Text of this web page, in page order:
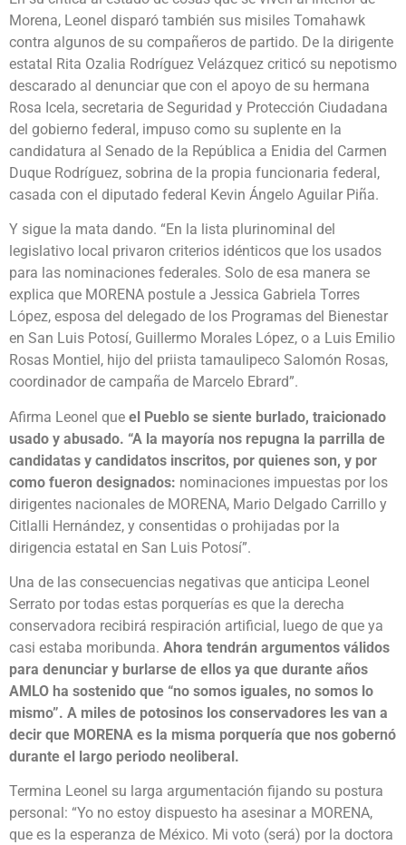
Morena, Leonel disparó también sus misiles Tomahawk
contra algunos de su compañeros de partido. De la dirigente
estatal Rita Ozalia Rodríguez Velázquez criticó su nepotismo
descarado al denunciar que con el apoyo de su hermana
Rosa Icela, secretaria de Seguridad y Protección Ciudadana
del gobierno federal, impuso como su suplente en la
candidatura al Senado de la República a Enidia del Carmen
Duque Rodríguez, sobrina de la propia funcionaria federal,
casada con el diputado federal Kevin Ángelo Aguilar Piña.
Y sigue la mata dando. “En la lista plurinominal del
legislativo local privaron criterios idénticos que los usados
para las nominaciones federales. Solo de esa manera se
explica que MORENA postule a Jessica Gabriela Torres
López, esposa del delegado de los Programas del Bienestar
en San Luis Potosí, Guillermo Morales López, o a Luis Emilio
Rosas Montiel, hijo del priista tamaulipeco Salomón Rosas,
coordinador de campaña de Marcelo Ebrard”.
Afirma Leonel que el Pueblo se siente burlado, traicionado
usado y abusado. “A la mayoría nos repugna la parrilla de
candidatas y candidatos inscritos, por quienes son, y por
como fueron designados: nominaciones impuestas por los
dirigentes nacionales de MORENA, Mario Delgado Carrillo y
Citlalli Hernández, y consentidas o prohijadas por la
dirigencia estatal en San Luis Potosí”.
Una de las consecuencias negativas que anticipa Leonel
Serrato por todas estas porquerías es que la derecha
conservadora recibirá respiración artificial, luego de que ya
casi estaba moribunda. Ahora tendrán argumentos válidos
para denunciar y burlarse de ellos ya que durante años
AMLO ha sostenido que “no somos iguales, no somos lo
mismo”. A miles de potosinos los conservadores les van a
decir que MORENA es la misma porquería que nos gobernó
durante el largo periodo neoliberal.
Termina Leonel su larga argumentación fijando su postura
personal: “Yo no estoy dispuesto ha asesinar a MORENA,
que es la esperanza de México. Mi voto (será) por la doctora